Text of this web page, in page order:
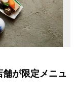
が限定メニュ